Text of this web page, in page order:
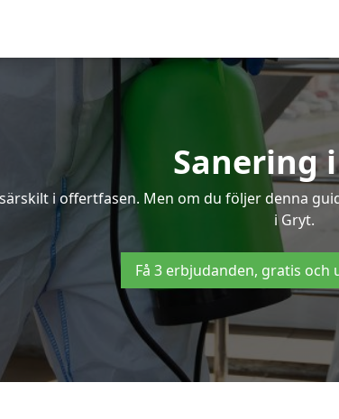
Sanering
i offertfasen. Men om du följer denna
i Gryt.
Få 3 erbjudanden, gratis